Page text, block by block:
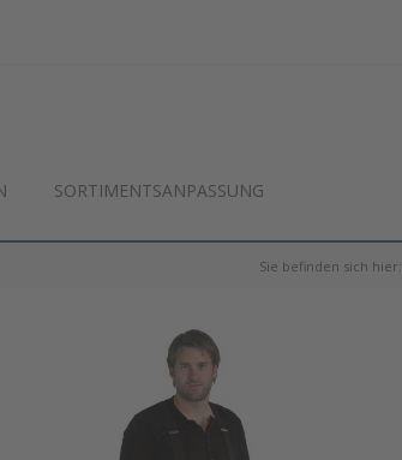
SORTIMENTSANPASSUNG
Sie befinden sich hier: